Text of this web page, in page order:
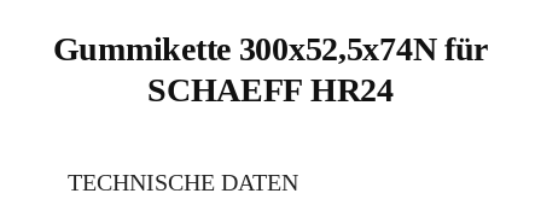
Gummikette 300x52,5x74N für
SCHAEFF HR24
TECHNISCHE DATEN